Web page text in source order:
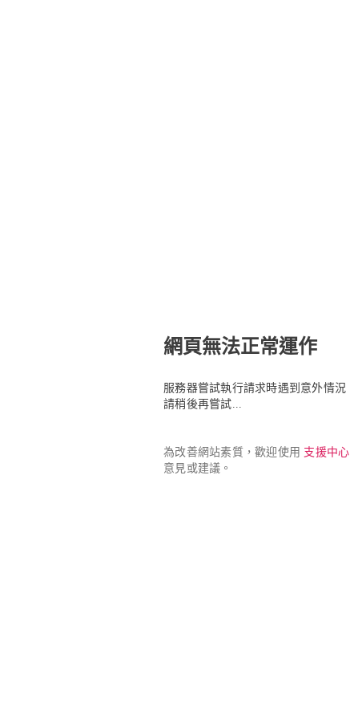
網頁無法正常運作
服務器嘗試執行請求時遇到意外情況
請稍後再嘗試...
為改善網站素質，歡迎使用 支援中心
意見或建議。